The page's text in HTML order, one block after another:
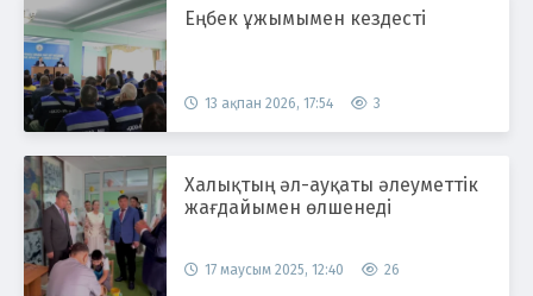
Еңбек ұжымымен кездесті
13 ақпан 2026, 17:54 3
Халықтың әл-ауқаты әлеуметтік
жағдайымен өлшенеді
17 маусым 2025, 12:40 26